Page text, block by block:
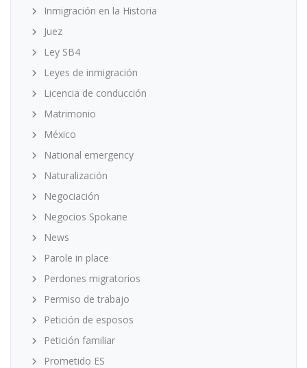
Inmigración en la Historia
Juez
Ley SB4
Leyes de inmigración
Licencia de conducción
Matrimonio
México
National emergency
Naturalización
Negociación
Negocios Spokane
News
Parole in place
Perdones migratorios
Permiso de trabajo
Petición de esposos
Petición familiar
Prometido ES